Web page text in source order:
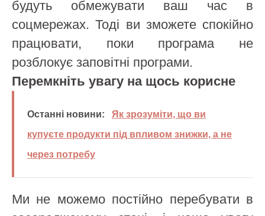
будуть обмежувати ваш час в
соцмережах. Тоді ви зможете спокійно
працювати, поки програма не
розблокує заповітні програми.
Перемкніть увагу на щось корисне
Останні новини:
Як зрозуміти, що ви
купуєте продукти під впливом знижки, а не
через потребу
Ми не можемо постійно перебувати в